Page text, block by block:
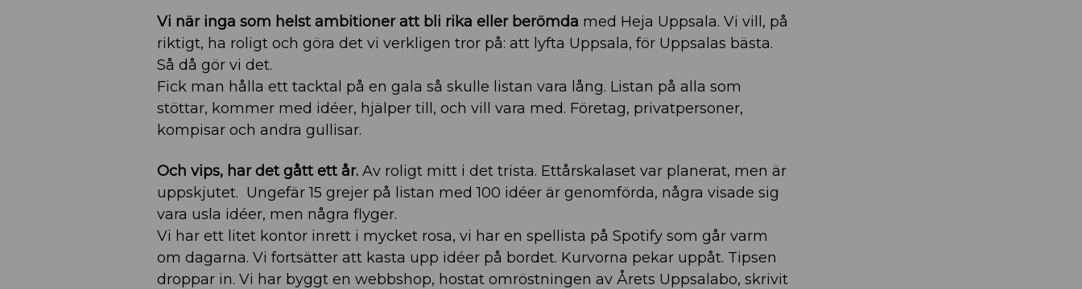
Vi när inga som helst ambitioner att bli rika eller berömda med Heja Uppsala. Vi vill, på
riktigt, ha roligt och göra det vi verkligen tror på: att lyfta Uppsala, för Uppsalas bästa.
Så då gör vi det.
Fick man hålla ett tacktal på en gala så skulle listan vara lång. Listan på alla som
stöttar, kommer med idéer, hjälper till, och vill vara med. Företag, privatpersoner,
kompisar och andra gullisar.
Och vips, har det gått ett år. Av roligt mitt i det trista. Ettårskalaset var planerat, men är
uppskjutet. Ungefär 15 grejer på listan med 100 idéer är genomförda, några visade sig
vara usla idéer, men några flyger.
Vi har ett litet kontor inrett i mycket rosa, vi har en spellista på Spotify som går varm
om dagarna. Vi fortsätter att kasta upp idéer på bordet. Kurvorna pekar uppåt. Tipsen
droppar in. Vi har byggt en webbshop, hostat omröstningen av Årets Uppsalabo, skrivit